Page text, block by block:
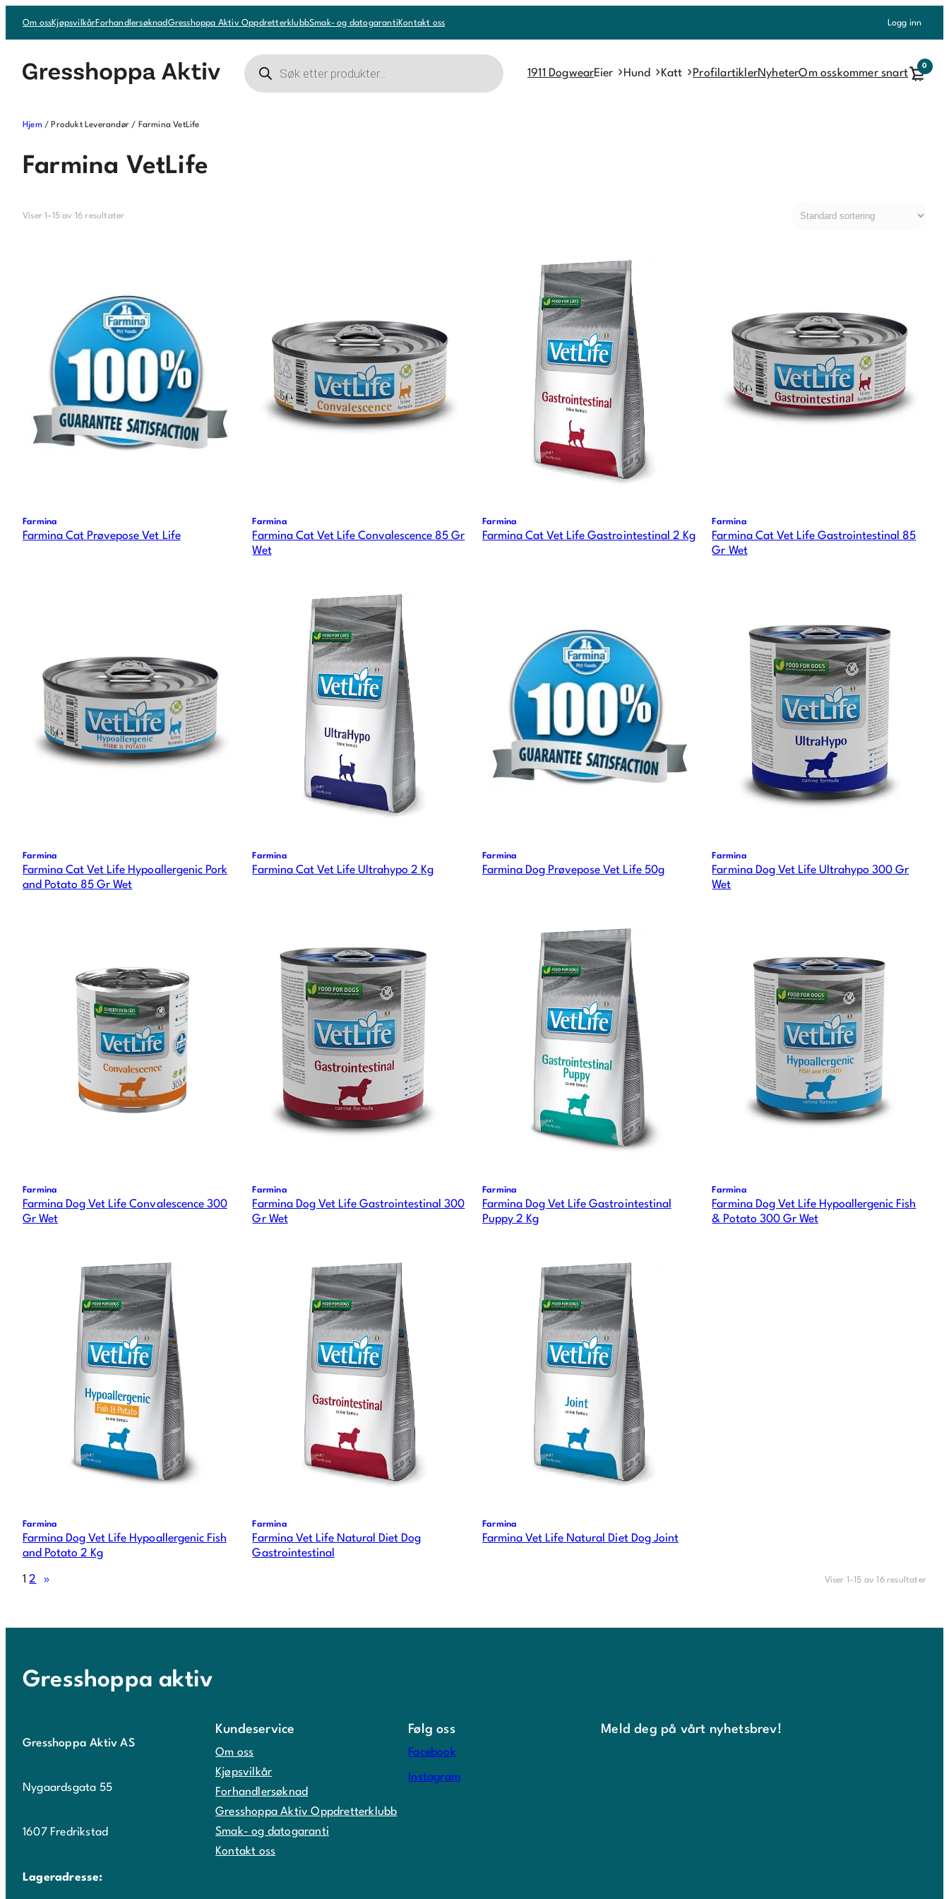
Om ossKjøpsvilkårForhandlersøknadGresshoppa Aktiv OppdretterklubbSmak- og datogarantiKontakt oss Logg inn
Products
search
1911 DogwearEier Hund Katt ProfilartiklerNyheterOm osskommer snart
0
Hjem / Produkt Leverandør / Farmina VetLife
Farmina VetLife
Viser 1–15 av 16 resultater
Farmina
Farmina Cat Prøvepose Vet Life
Farmina
Farmina Cat Vet Life Convalescence 85 Gr
Wet
Farmina
Farmina Cat Vet Life Gastrointestinal 2 Kg
Farmina
Farmina Cat Vet Life Gastrointestinal 85
Gr Wet
Farmina
Farmina Cat Vet Life Hypoallergenic Pork
and Potato 85 Gr Wet
Farmina
Farmina Cat Vet Life Ultrahypo 2 Kg
Farmina
Farmina Dog Prøvepose Vet Life 50g
Farmina
Farmina Dog Vet Life Ultrahypo 300 Gr
Wet
Farmina
Farmina Dog Vet Life Convalescence 300
Gr Wet
Farmina
Farmina Dog Vet Life Gastrointestinal 300
Gr Wet
Farmina
Farmina Dog Vet Life Gastrointestinal
Puppy 2 Kg
Farmina
Farmina Dog Vet Life Hypoallergenic Fish
& Potato 300 Gr Wet
Farmina
Farmina Dog Vet Life Hypoallergenic Fish
and Potato 2 Kg
Farmina
Farmina Vet Life Natural Diet Dog
Gastrointestinal
Farmina
Farmina Vet Life Natural Diet Dog Joint
1 2 » Viser 1–15 av 16 resultater
Gresshoppa aktiv
Gresshoppa Aktiv AS
Nygaardsgata 55
1607 Fredrikstad
Lageradresse:
Kundeservice
Om oss
Kjøpsvilkår
Forhandlersøknad
Gresshoppa Aktiv Oppdretterklubb
Smak- og datogaranti
Kontakt oss
Følg oss
Facebook
Instagram
Meld deg på vårt nyhetsbrev!